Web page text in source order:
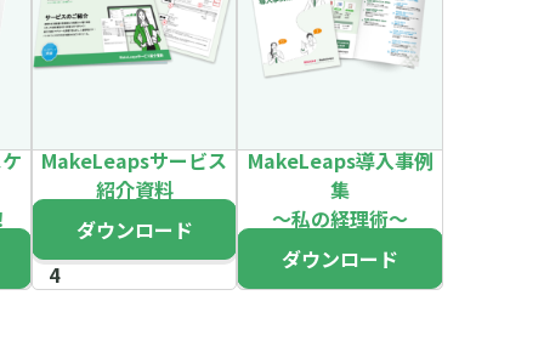
MakeLeapsサービス
紹介資料
ダウンロード
MakeLeaps導入事例
集
～私の経理術～
ダウンロード